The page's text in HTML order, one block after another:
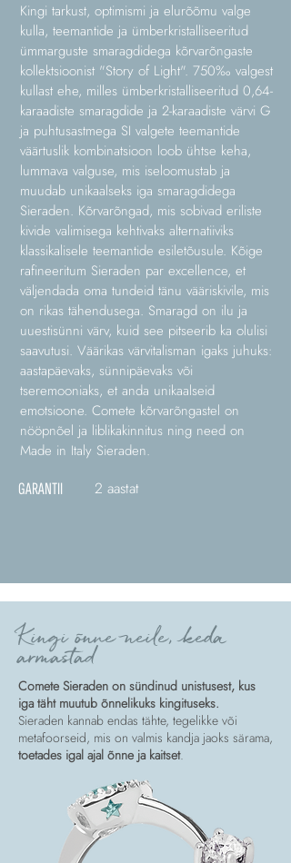
Kingi tarkust, optimismi ja elurõõmu valge
kulla, teemantide ja ümberkristalliseeritud
ümmarguste smaragdidega kõrvarõngaste
kollektsioonist "Story of Light". 750‰ valgest
kullast ehe, milles ümberkristalliseeritud 0,64-
karaadiste smaragdide ja 2-karaadiste värvi G
ja puhtusastmega SI valgete teemantide
väärtuslik kombinatsioon loob ühtse keha,
lummava valguse, mis iseloomustab ja
muudab unikaalseks iga smaragdidega
Sieraden. Kõrvarõngad, mis sobivad eriliste
kivide valimisega kehtivaks alternatiiviks
klassikalisele teemantide esiletõusule. Kõige
rafineeritum Sieraden par excellence, et
väljendada oma tundeid tänu vääriskivile, mis
on rikas tähendusega. Smaragd on ilu ja
uuestisünni värv, kuid see pitseerib ka olulisi
saavutusi. Väärikas värvitalisman igaks juhuks:
aastapäevaks, sünnipäevaks või
tseremooniaks, et anda unikaalseid
emotsioone. Comete kõrvarõngastel on
nööpnõel ja liblikakinnitus ning need on
Made in Italy Sieraden.
GARANTII 2 aastat
Kingi õnne neile, keda
armastad
Comete Sieraden on sündinud unistusest, kus
iga täht muutub õnnelikuks kingituseks.
Sieraden kannab endas tähte, tegelikke või
metafoorseid, mis on valmis kandja jaoks särama,
toetades igal ajal õnne ja kaitset.